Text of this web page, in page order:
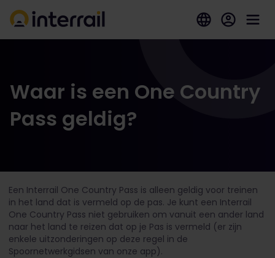
Waar is een One Country
Pass geldig?
Een Interrail One Country Pass is alleen geldig voor treinen
in het land dat is vermeld op de pas. Je kunt een Interrail
One Country Pass niet gebruiken om vanuit een ander land
naar het land te reizen dat op je Pas is vermeld (er zijn
enkele uitzonderingen op deze regel in de
Spoornetwerkgidsen van onze app).